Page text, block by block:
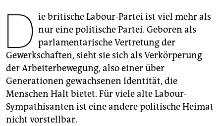
genossenschaft
epaper login
D ie britische Labour-Partei ist viel mehr als
nur eine politische Partei. Geboren als
parlamentarische Vertretung der
Gewerkschaften, sieht sie sich als Verkörperung
der Arbeiterbewegung, also einer über
Generationen gewachsenen Identität, die
Menschen Halt bietet. Für viele alte Labour-
Sympathisanten ist eine andere politische Heimat
nicht vorstellbar.